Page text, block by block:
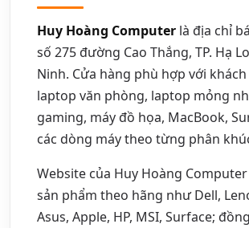
Huy Hoàng Computer là địa chỉ
số 275 đường Cao Thắng, TP. Hạ
Ninh. Cửa hàng phù hợp với
laptop văn phòng, laptop mỏng
gaming, máy đồ họa, MacBook,
các dòng máy theo từng phân
Website của Huy Hoàng
sản phẩm theo hãng như Dell,
Asus, Apple, HP, MSI, Surface;